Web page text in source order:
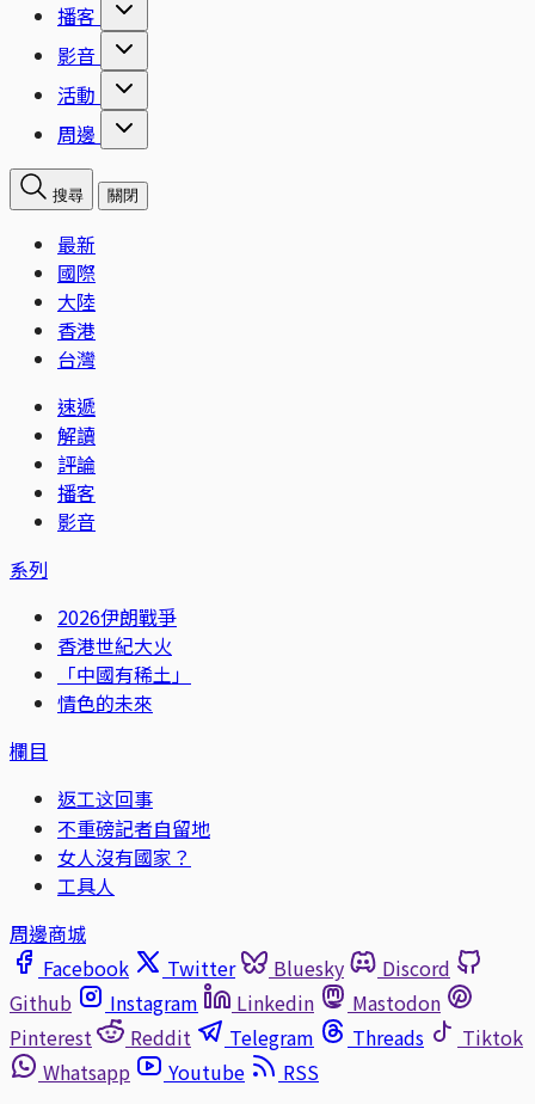
播客
影音
活動
周邊
搜尋 關閉
最新
國際
大陸
香港
台灣
速遞
解讀
評論
播客
影音
系列
2026伊朗戰爭
香港世紀大火
「中國有稀土」
情色的未來
欄目
返工这回事
不重磅記者自留地
女人沒有國家？
工具人
周邊商城
Facebook
Twitter Bluesky
Discord
Github
Instagram Linkedin
Mastodon
Pinterest
Reddit Telegram Threads
Tiktok
Whatsapp
Youtube
RSS